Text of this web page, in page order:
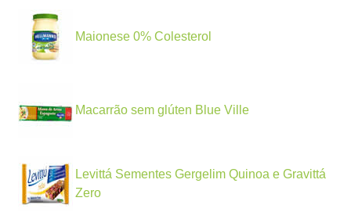
Maionese 0% Colesterol
Macarrão sem glúten Blue Ville
Levittá Sementes Gergelim Quinoa e Gravittá
Zero